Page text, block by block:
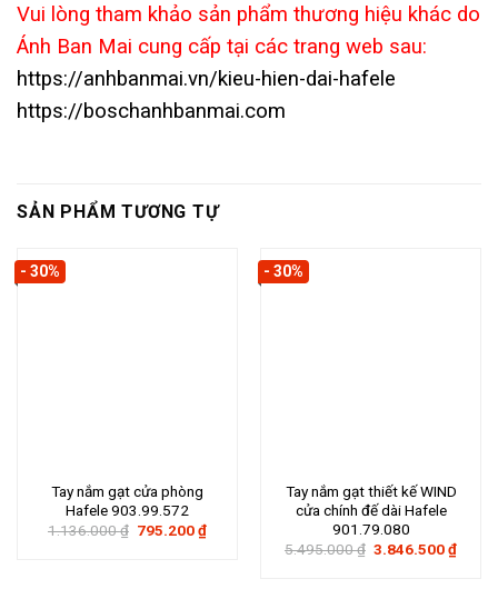
Vui lòng tham khảo sản phẩm thương hiệu khác do
Ánh Ban Mai cung cấp tại các trang web sau:
https://anhbanmai.vn/kieu-hien-dai-hafele
https://boschanhbanmai.com
SẢN PHẨM TƯƠNG TỰ
- 30%
Tay nắm gạt cửa phòng
Hafele 903.99.572
1.136.000₫ Giá
795.200₫Giá
- 30%
Tay nắm gạt thiết kế WIND
cửa chính đế dài Hafele
901.79.080
5.495.000₫ Giá
3.846.500₫Giá